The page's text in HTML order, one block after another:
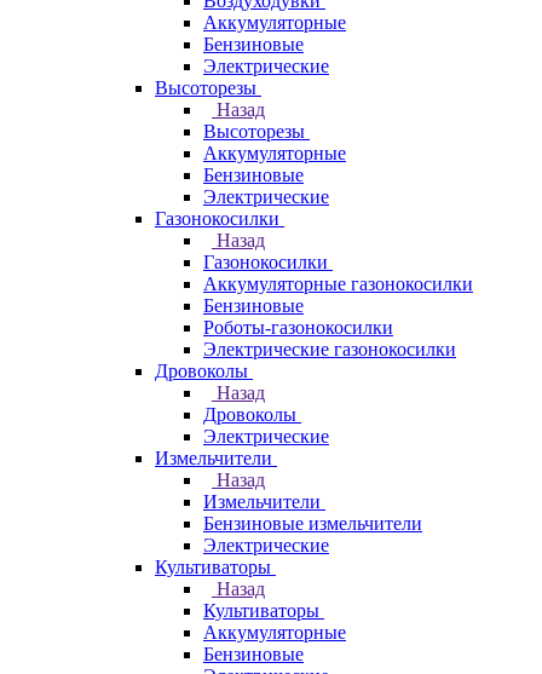
Аккумуляторные
Бензиновые
Электрические
Высоторезы
Назад
Высоторезы
Аккумуляторные
Бензиновые
Электрические
Газонокосилки
Назад
Газонокосилки
Аккумуляторные газонокосилки
Бензиновые
Роботы-газонокосилки
Электрические газонокосилки
Дровоколы
Назад
Дровоколы
Электрические
Измельчители
Назад
Измельчители
Бензиновые измельчители
Электрические
Культиваторы
Назад
Культиваторы
Аккумуляторные
Бензиновые